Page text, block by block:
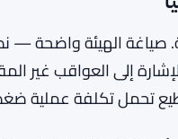
التنظيمية التي
جعلت الهيئة
الملموسة لذلك —
وهو سؤال أثارته